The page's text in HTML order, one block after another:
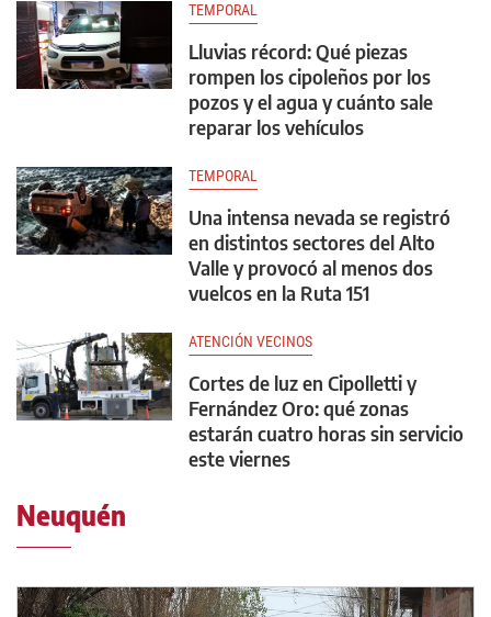
TEMPORAL
Lluvias récord: Qué piezas
rompen los cipoleños por los
pozos y el agua y cuánto sale
reparar los vehículos
TEMPORAL
Una intensa nevada se registró
en distintos sectores del Alto
Valle y provocó al menos dos
vuelcos en la Ruta 151
ATENCIÓN VECINOS
Cortes de luz en Cipolletti y
Fernández Oro: qué zonas
estarán cuatro horas sin servicio
este viernes
Neuquén